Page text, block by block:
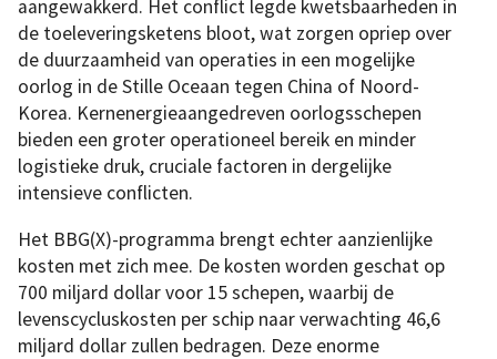
aangewakkerd. Het conflict legde kwetsbaarheden in
de toeleveringsketens bloot, wat zorgen opriep over
de duurzaamheid van operaties in een mogelijke
oorlog in de Stille Oceaan tegen China of Noord-
Korea. Kernenergieaangedreven oorlogsschepen
bieden een groter operationeel bereik en minder
logistieke druk, cruciale factoren in dergelijke
intensieve conflicten.
Het BBG(X)-programma brengt echter aanzienlijke
kosten met zich mee. De kosten worden geschat op
700 miljard dollar voor 15 schepen, waarbij de
levenscycluskosten per schip naar verwachting 46,6
miljard dollar zullen bedragen. Deze enorme